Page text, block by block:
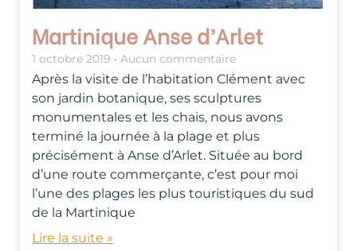
Martinique Anse d’Arlet
1 octobre 2019 Aucun commentaire
Après la visite de l’habitation Clément avec
son jardin botanique, ses sculptures
monumentales et les chais, nous avons
terminé la journée à la plage et plus
précisément à Anse d’Arlet. Située au bord
d’une route commerçante, c’est pour moi
l’une des plages les plus touristiques du sud
de la Martinique
Lire la suite »